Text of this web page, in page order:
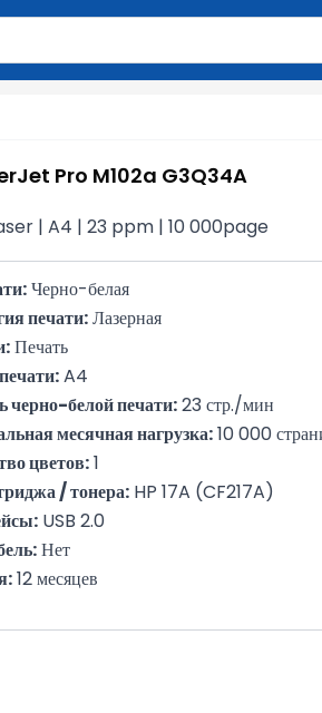
для отправки или используйте
Pro M102a G3Q34A
| A4 | 23 ppm | 10 000page
Черно-белая
печати: Лазерная
Печать
A4
черно-белой печати: 23 стр./мин
месячная нагрузка: 10 000
цветов: 1
/ тонера: HP 17A (CF217A)
USB 2.0
Нет
12 месяцев